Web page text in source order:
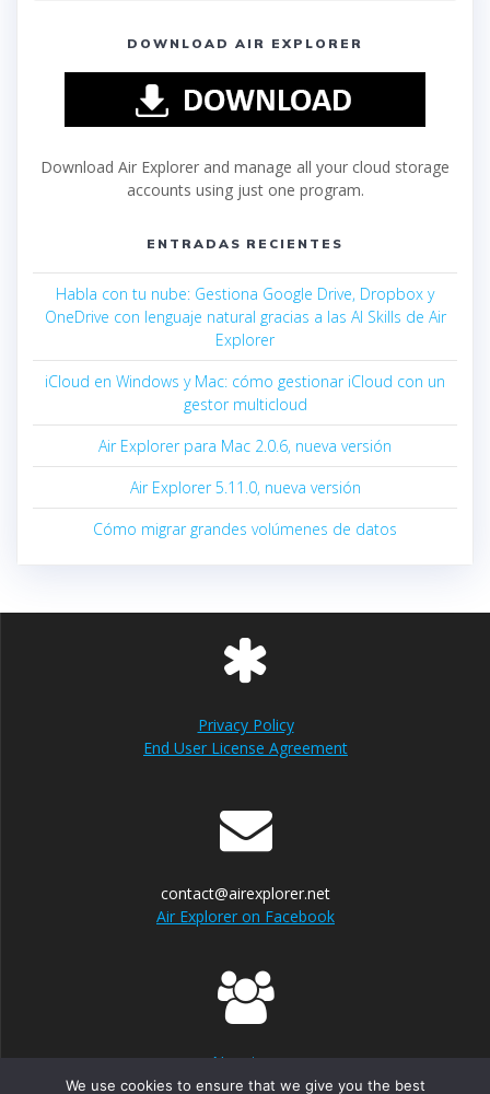
DOWNLOAD AIR EXPLORER
Download Air Explorer and manage all your cloud storage
accounts using just one program.
ENTRADAS RECIENTES
Habla con tu nube: Gestiona Google Drive, Dropbox y
OneDrive con lenguaje natural gracias a las AI Skills de Air
Explorer
iCloud en Windows y Mac: cómo gestionar iCloud con un
gestor multicloud
Air Explorer para Mac 2.0.6, nueva versión
Air Explorer 5.11.0, nueva versión
Cómo migrar grandes volúmenes de datos
Privacy Policy
End User License Agreement
contact@airexplorer.net
Air Explorer on Facebook
Nosotros
We use cookies to ensure that we give you the best